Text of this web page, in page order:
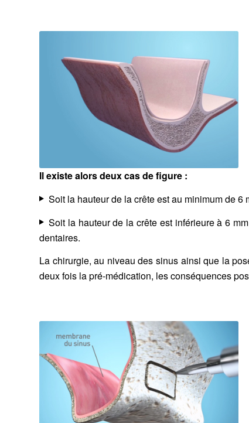
Il existe alors deux cas de figure :
Soit la hauteur de la crête est au minimum de 6
Soit la hauteur de la crête est inférieure à 6
dentaires.
La chirurgie, au niveau des sinus ainsi que la
deux fois la pré-médication, les conséquences